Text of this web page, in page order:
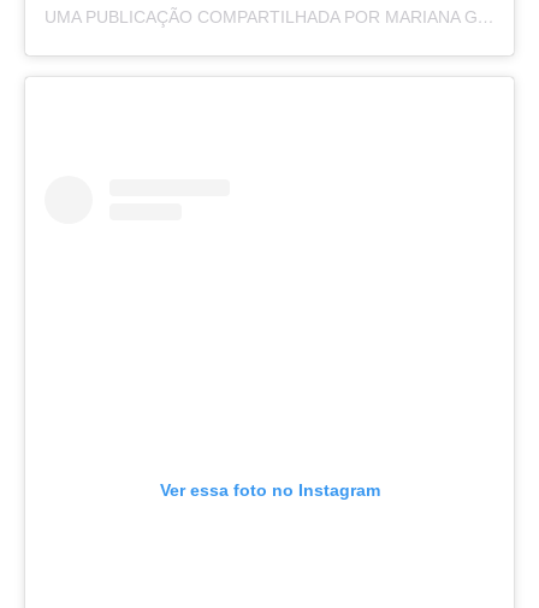
UMA PUBLICAÇÃO COMPARTILHADA POR MARIANA GODOY (@MARIANAGODOY)
Ver essa foto no Instagram